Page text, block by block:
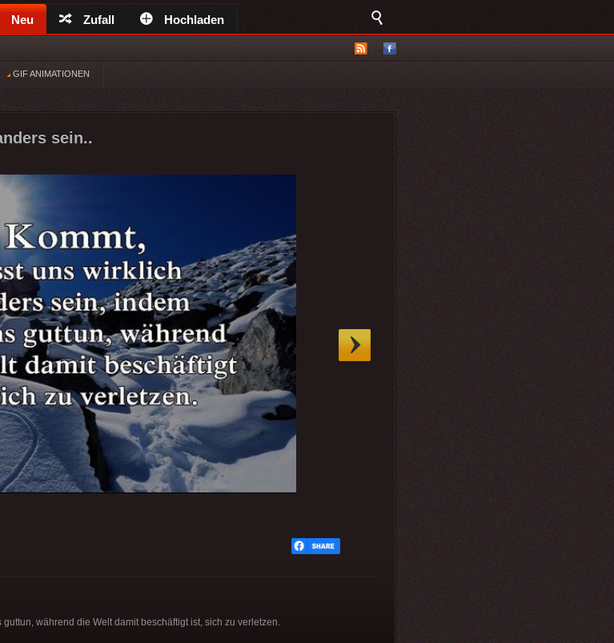
Neu Zufall Hochladen
GIF ANIMATIONEN
sein..
während die Welt damit beschäftigt ist, sich zu verletzen.